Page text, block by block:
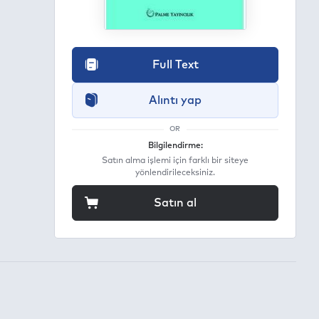
Full Text
Alıntı yap
OR
Bilgilendirme:
Satın alma işlemi için farklı bir siteye
yönlendirileceksiniz.
Satın al